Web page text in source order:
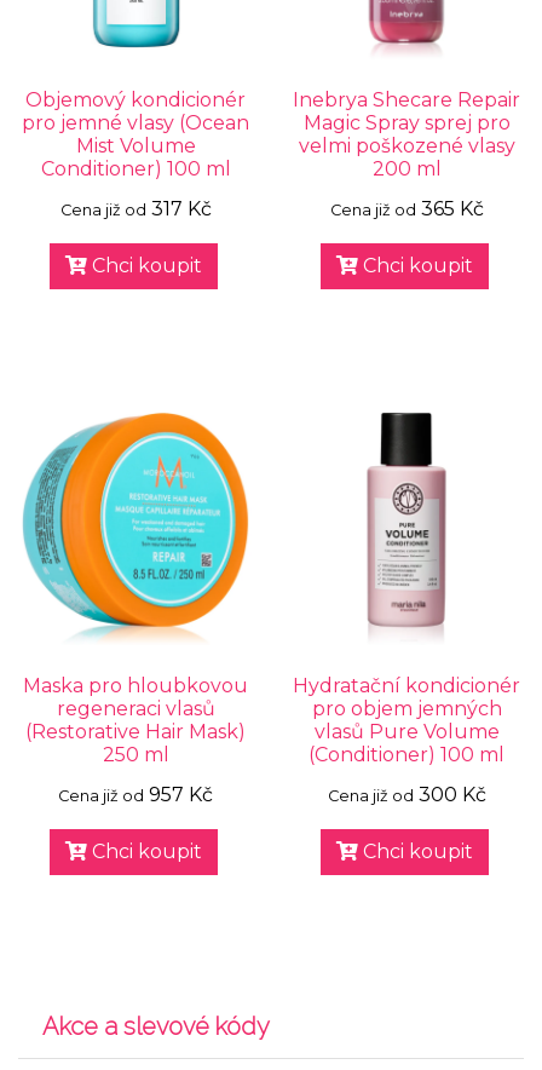
Objemový kondicionér
pro jemné vlasy (Ocean
Mist Volume
Conditioner) 100 ml
Cena již od 317 Kč
Chci koupit
Inebrya Shecare Repair
Magic Spray sprej pro
velmi poškozené vlasy
200 ml
Cena již od 365 Kč
Chci koupit
Maska pro hloubkovou
regeneraci vlasů
(Restorative Hair Mask)
250 ml
Cena již od 957 Kč
Chci koupit
Hydratační kondicionér
pro objem jemných
vlasů Pure Volume
(Conditioner) 100 ml
Cena již od 300 Kč
Chci koupit
Akce a slevové kódy